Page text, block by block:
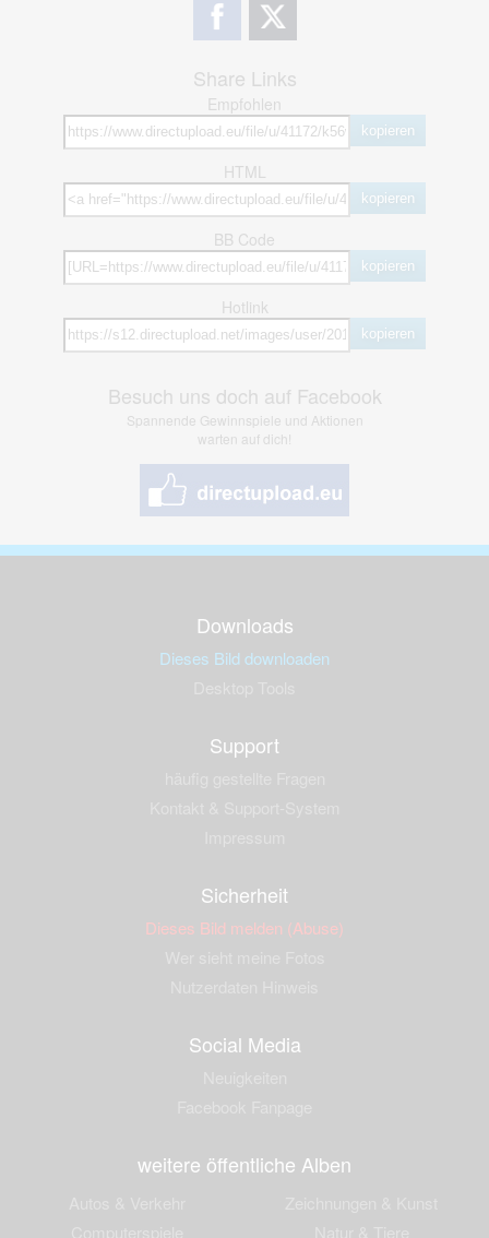
Share Links
Empfohlen
kopieren
HTML
kopieren
BB Code
kopieren
Hotlink
kopieren
Besuch uns doch auf Facebook
Spannende Gewinnspiele und Aktionen
warten auf dich!
Downloads
Dieses Bild downloaden
Support
Sicherheit
Dieses Bild melden (Abuse)
Social Media
weitere öffentliche Alben